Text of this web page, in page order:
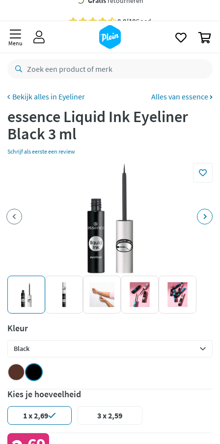
besteld,
retourneren
Betaal met Klarna
Menu
Eyeliner Alles van essence
essence Liquid Ink Eyeliner
Black 3 ml
Schrijf als eerste een review
Kleur
Kies je hoeveelheid
1 x 2,69 3 x 2,59